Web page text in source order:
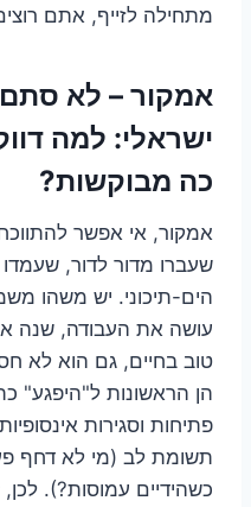
מתחילה לזייף, אתם
אמקור – לא
ישראלי: למה
כה מבוקשות?
אמקור, אי אפשר
שעברו מדור לדור,
הים-תיכוני. יש משהו
עושה את העבודה, שנה
טוב בחיים, גם הוא לא
הן הראשונות ל"היפגע"
פתיחות וסגירות
תשומת לב (מי לא דחף
כשהידיים עמוסות?).